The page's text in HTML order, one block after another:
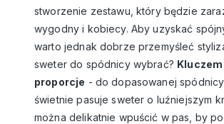
stworzenie zestawu, który będzie
wygodny i kobiecy. Aby uzyskać
warto jednak dobrze przemyśleć
sweter do spódnicy wybrać? Kluczem
proporcje - do dopasowanej
świetnie pasuje sweter o luźniejszym
można delikatnie wpuścić w pas, by